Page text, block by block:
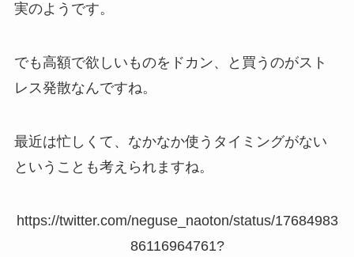
実のようです。
でも高額で欲しいものをドカン、と買うのがスト
レス発散なんですね。
最近は忙しくて、なかなか使うタイミングがない
ということも考えられますね。
https://twitter.com/neguse_naoton/status/17684983
86116964761?